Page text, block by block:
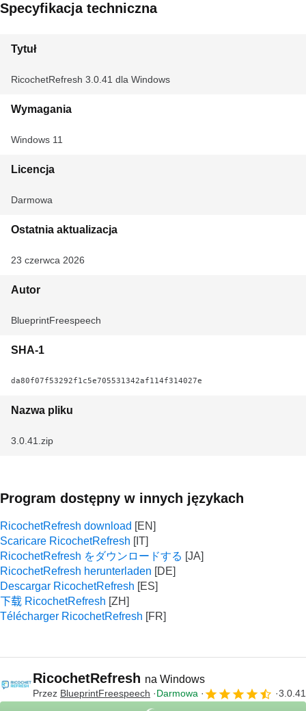
Specyfikacja techniczna
Tytuł
RicochetRefresh 3.0.41 dla Windows
Wymagania
Windows 11
Licencja
Darmowa
Ostatnia aktualizacja
23 czerwca 2026
Autor
BlueprintFreespeech
SHA-1
da80f07f53292f1c5e705531342af114f314027e
Nazwa pliku
3.0.41.zip
Program dostępny w innych językach
RicochetRefresh download
Scaricare RicochetRefresh
RicochetRefresh をダウンロードする
RicochetRefresh herunterladen
Descargar RicochetRefresh
下载 RicochetRefresh
Télécharger RicochetRefresh
RicochetRefresh na Windows
Przez BlueprintFreespeech Darmowa 3.0.41